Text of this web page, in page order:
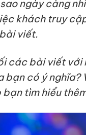
ngày càng
khách truy
viết.
các bài viết với
có ý nghĩa?
tìm hiểu